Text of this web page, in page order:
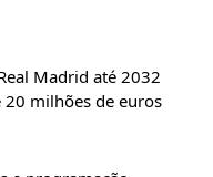
Madrid até 2032
milhões de euros